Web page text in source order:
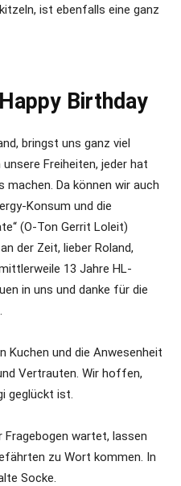
ist ebenfalls eine ganz
Birthday
bringst uns ganz viel
Freiheiten, jeder hat
machen. Da können wir auch
Konsum und die
(O-Ton Gerrit Loleit)
der Zeit, lieber Roland,
13 Jahre HL-
in uns und danke für die
Kuchen und die Anwesenheit
Vertrauten. Wir hoffen,
geglückt ist.
wartet, lassen
zu Wort kommen. In
Socke.